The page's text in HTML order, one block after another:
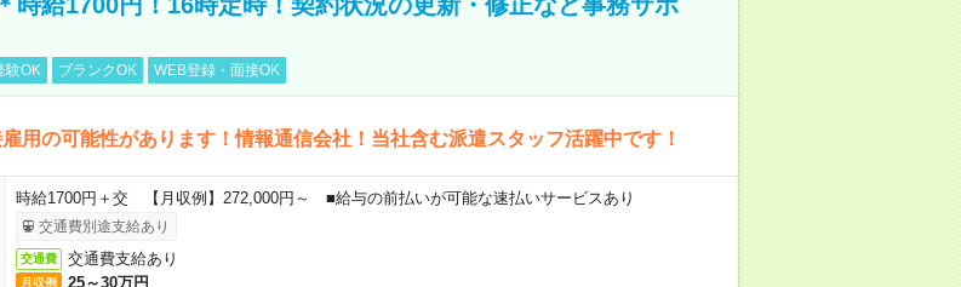
験OK ブランクOK WEB登録・面接OK
用の可能性があります！情報通信会社！当社含む派遣スタッフ活躍中です！
時給1700円＋交 【月収例】272,000円～ ■給与の前払いが可能な速払いサービスあり
交通費別途支給あり
交通費 交通費支給あり
月収例 25～30万円